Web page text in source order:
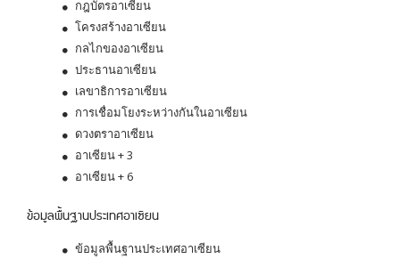
กฎบัตรอาเซียน
โครงสร้างอาเซียน
กลไกของอาเซียน
ประธานอาเซียน
เลขาธิการอาเซียน
การเชื่อมโยงระหว่างกันในอาเซียน
ดวงตราอาเซียน
อาเซียน + 3
อาเซียน + 6
ข้อมูลพื้นฐานประเทศอาเซียน
ข้อมูลพื้นฐานประเทศอาเซียน